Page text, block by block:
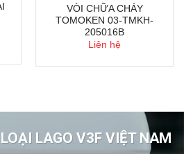
VÒI CHỮA CHÁY
TOMOKEN 03-TMKH-
205016B
Liên hệ
LAGO V3F VIỆT NAM